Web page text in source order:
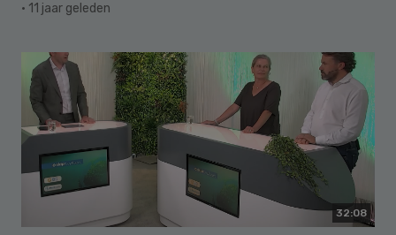
· 11 jaar geleden
32:08